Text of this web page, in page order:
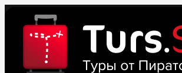
content